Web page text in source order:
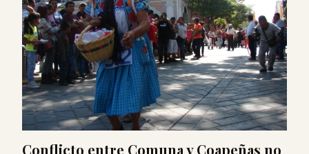
Conflicto entre Comuna y Coapeñas no